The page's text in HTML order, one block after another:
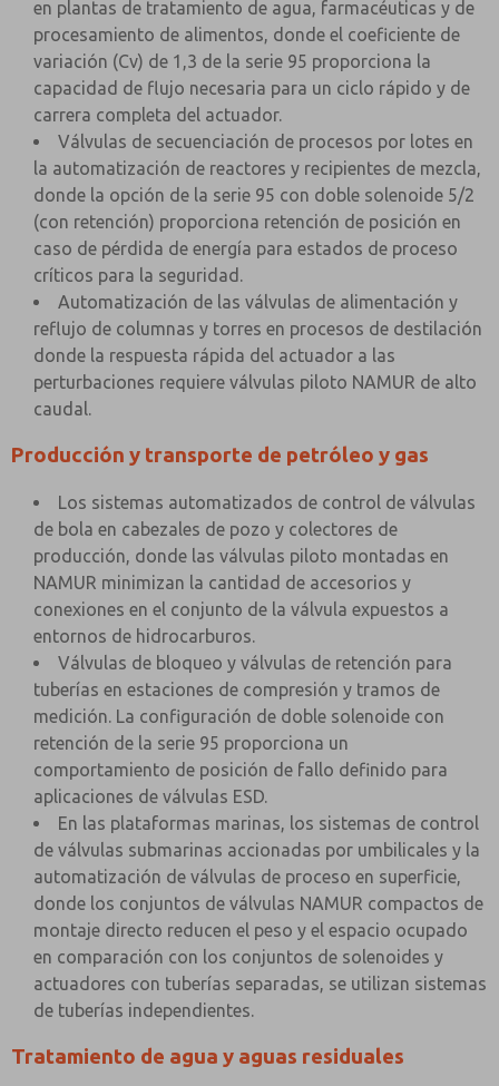
en plantas de tratamiento de agua, farmacéuticas y de
procesamiento de alimentos, donde el coeficiente de
variación (Cv) de 1,3 de la serie 95 proporciona la
capacidad de flujo necesaria para un ciclo rápido y de
carrera completa del actuador.
Válvulas de secuenciación de procesos por lotes en
la automatización de reactores y recipientes de mezcla,
donde la opción de la serie 95 con doble solenoide 5/2
(con retención) proporciona retención de posición en
caso de pérdida de energía para estados de proceso
críticos para la seguridad.
Automatización de las válvulas de alimentación y
reflujo de columnas y torres en procesos de destilación
donde la respuesta rápida del actuador a las
perturbaciones requiere válvulas piloto NAMUR de alto
caudal.
Producción y transporte de petróleo y gas
Los sistemas automatizados de control de válvulas
de bola en cabezales de pozo y colectores de
producción, donde las válvulas piloto montadas en
NAMUR minimizan la cantidad de accesorios y
conexiones en el conjunto de la válvula expuestos a
entornos de hidrocarburos.
Válvulas de bloqueo y válvulas de retención para
tuberías en estaciones de compresión y tramos de
medición. La configuración de doble solenoide con
retención de la serie 95 proporciona un
comportamiento de posición de fallo definido para
aplicaciones de válvulas ESD.
En las plataformas marinas, los sistemas de control
de válvulas submarinas accionadas por umbilicales y la
automatización de válvulas de proceso en superficie,
donde los conjuntos de válvulas NAMUR compactos de
montaje directo reducen el peso y el espacio ocupado
en comparación con los conjuntos de solenoides y
actuadores con tuberías separadas, se utilizan sistemas
de tuberías independientes.
Tratamiento de agua y aguas residuales